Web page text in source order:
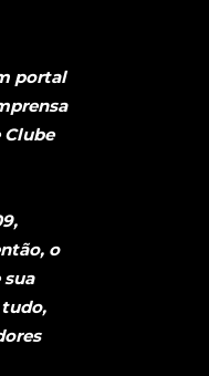
portal
o
sua
tudo,